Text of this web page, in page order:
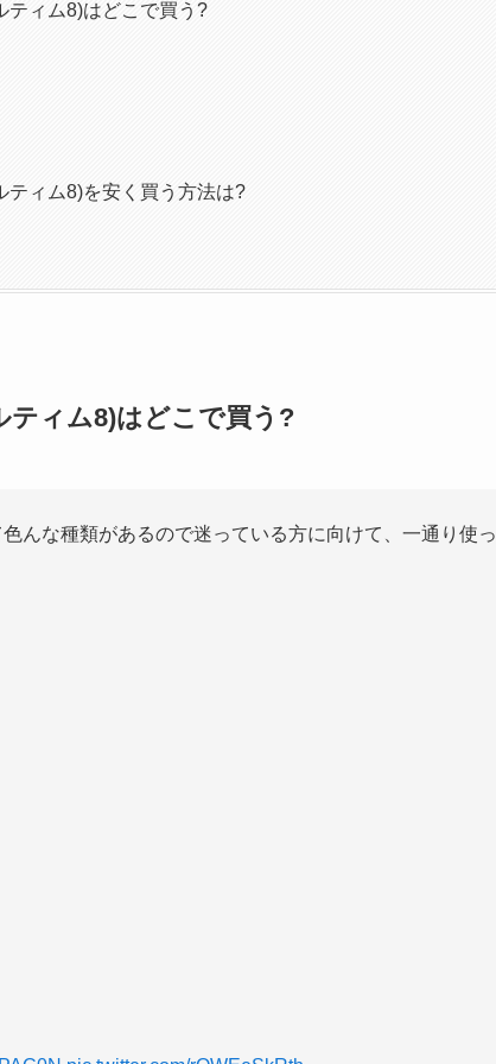
ティム8)はどこで買う?
ティム8)を安く買う方法は?
ィム8)はどこで買う?
んな種類があるので迷っている方に向けて、一通り使っ